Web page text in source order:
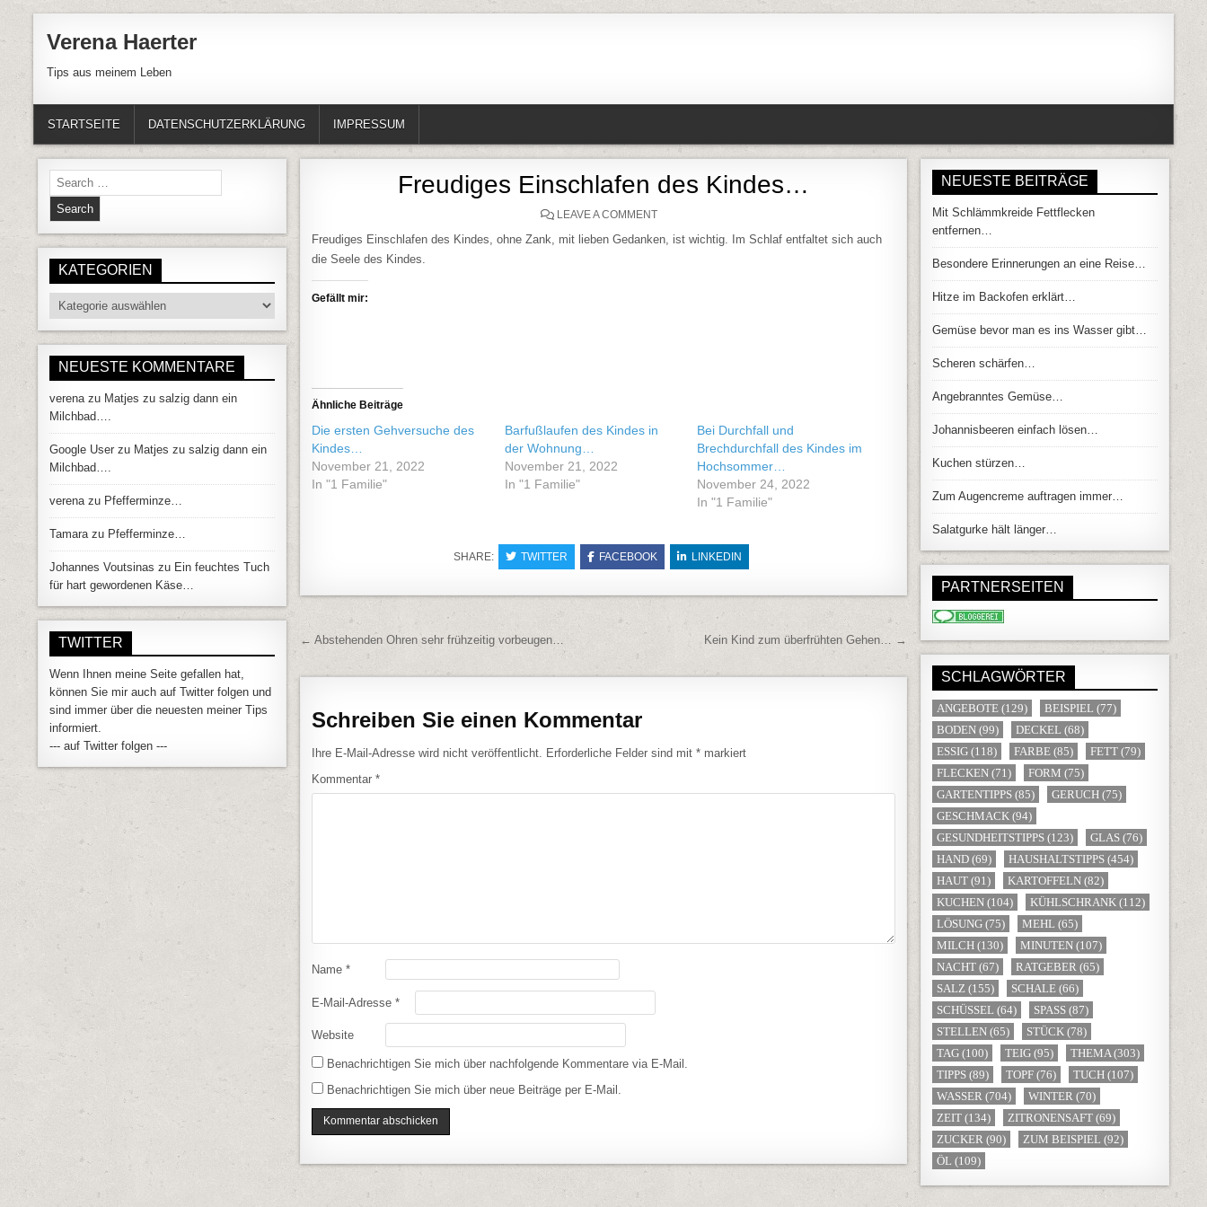
Verena Haerter
Tips aus meinem Leben
STARTSEITE DATENSCHUTZERKLÄRUNG IMPRESSUM
Freudiges Einschlafen des Kindes…
LEAVE A COMMENTON FREUDIGES EINSCHLAFEN DES KINDES…
Freudiges Einschlafen des Kindes, ohne Zank, mit lieben Gedanken, ist wichtig. Im Schlaf entfaltet sich auch
die Seele des Kindes.
Gefällt mir:
Ähnliche Beiträge
Die ersten Gehversuche des
Kindes…
November 21, 2022
In "1 Familie"
Barfußlaufen des Kindes in
der Wohnung…
November 21, 2022
In "1 Familie"
Bei Durchfall und
Brechdurchfall des Kindes im
Hochsommer…
November 24, 2022
In "1 Familie"
SHARE: TWITTER FACEBOOK LINKEDIN
Beitragsnavigation Kein Kind zum überfrühten Gehen… →
← Abstehenden Ohren sehr frühzeitig vorbeugen…
Schreiben Sie einen Kommentar
Ihre E-Mail-Adresse wird nicht veröffentlicht. Erforderliche Felder sind mit* markiert
Kommentar*
Name*
E-Mail-Adresse*
Website
Benachrichtigen Sie mich über nachfolgende Kommentare via E-Mail.
Benachrichtigen Sie mich über neue Beiträge per E-Mail.
Search for:
KATEGORIEN
Kategorien
NEUESTE KOMMENTARE
verenazu Matjes zu salzig dann ein
Milchbad….
Google User zu Matjes zu salzig dann ein
Milchbad….
verenazu Pfefferminze…
Tamarazu Pfefferminze…
Johannes Voutsinas zu Ein feuchtes Tuch
für hart gewordenen Käse…
TWITTER
Wenn Ihnen meine Seite gefallen hat,
können Sie mir auch auf Twitter folgen und
sind immer über die neuesten meiner Tips
informiert.
--- auf Twitter folgen ---
NEUESTE BEITRÄGE
Mit Schlämmkreide Fettflecken
entfernen…
Besondere Erinnerungen an eine Reise…
Hitze im Backofen erklärt…
Gemüse bevor man es ins Wasser gibt…
Scheren schärfen…
Angebranntes Gemüse…
Johannisbeeren einfach lösen…
Kuchen stürzen…
Zum Augencreme auftragen immer…
Salatgurke hält länger…
PARTNERSEITEN
SCHLAGWÖRTER
ANGEBOTE(129) BEISPIEL (77)
BODEN(99) DECKEL (68)
ESSIG(118) FARBE(85) FETT(79)
FLECKEN(71) FORM (75)
GARTENTIPPS(85) GERUCH(75)
GESCHMACK(94)
GESUNDHEITSTIPPS(123) GLAS(76)
HAND(69) HAUSHALTSTIPPS(454)
HAUT(91) KARTOFFELN(82)
KUCHEN(104) KÜHLSCHRANK(112)
LÖSUNG(75) MEHL (65)
MILCH(130) MINUTEN(107)
NACHT(67) RATGEBER(65)
SALZ (155) SCHALE(66)
SCHÜSSEL (64) SPASS(87)
STELLEN(65) STÜCK(78)
TAG(100) TEIG(95) THEMA(303)
TIPPS(89) TOPF(76) TUCH(107)
WASSER(704) WINTER(70)
ZEIT(134) ZITRONENSAFT(69)
ZUCKER(90) ZUM BEISPIEL (92)
ÖL (109)